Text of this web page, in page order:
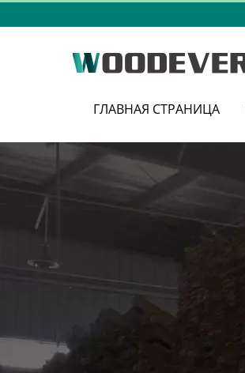
ГЛАВНАЯ СТРАНИЦА